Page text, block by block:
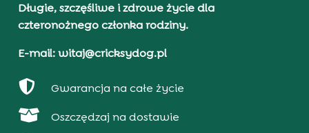
Długie, szczęśliwe i zdrowe życie dla
czteronożnego członka rodziny.
E-mail: witaj@cricksydog.pl
 Gwarancja na całe życie
 Oszczędzaj na dostawie